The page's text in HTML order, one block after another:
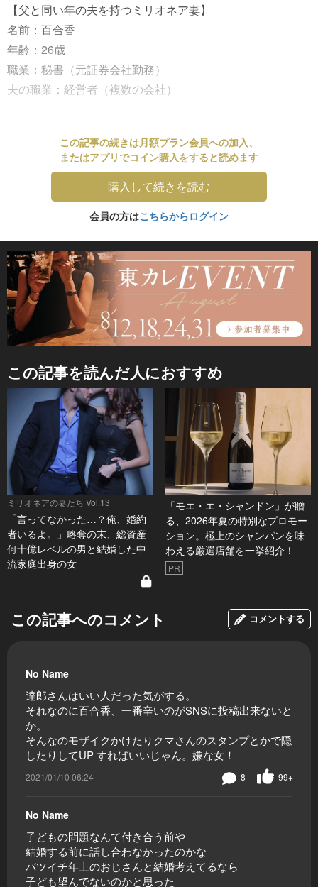
【父と同い年の夫を持つミリオネア妻】
名前：百合香
年齢：26歳
職業：秘書（元証券会社勤務）
夫の職業：経営者（複数の会社）
この記事の続きは月額プラン会員への加入、
またはアプリでコイン購入をすると読めます
購入して続きを読む
会員の方はこちらからログイン
この記事を読んだ人におすすめ
ミリオネアの妻たち Vol.13
「言ってなかった…？俺、婚約
者いるよ。」略奪の末、総資産
何十億レベルの男と結婚した中
流家庭出身の女
「モエ・エ・シャンドン」が贈
る、2026年夏の特別なプロモー
ション。極上のシャンパンを味
わえる厳選店舗を一挙紹介！
PR
この記事へのコメント コメントする
No Name
達郎さんはいい人だった気がする。
それなのに百合香、一番辛いのがSNSに投稿出来ないと
か。
そんなのモザイクかけたりクマさんのスタンプとかで隠
したりしてUP すればいいじゃん。嫌な女！
2021/01/10 06:24 99+
8
No Name
子どもの問題なんて付き合う前や
結婚する前に話し合わなかったのかな
バツイチ年上のおじさんと結婚考えてるなら
子ども望んでないのかと思った